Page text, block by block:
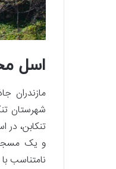
اسل
مازندران
شهرستان
تنکابن،
و یک مسجد
نامتناسب